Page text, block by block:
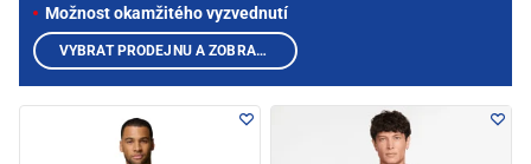
Možnost okamžitého vyzvednutí
VYBRAT PRODEJNU A ZOBRAZIT PRODUKTY